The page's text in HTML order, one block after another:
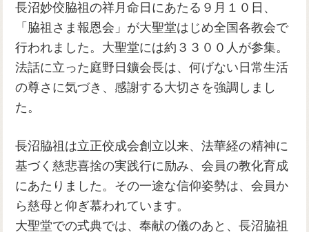
長沼妙佼脇祖の祥月命日にあたる９月１０日、
「脇祖さま報恩会」が大聖堂はじめ全国各教会で
行われました。大聖堂には約３３００人が参集。
法話に立った庭野日鑛会長は、何げない日常生活
の尊さに気づき、感謝する大切さを強調しまし
た。
長沼脇祖は立正佼成会創立以来、法華経の精神に
基づく慈悲喜捨の実践行に励み、会員の教化育成
にあたりました。その一途な信仰姿勢は、会員か
ら慈母と仰ぎ慕われています。
大聖堂での式典では、奉献の儀のあと、長沼脇祖